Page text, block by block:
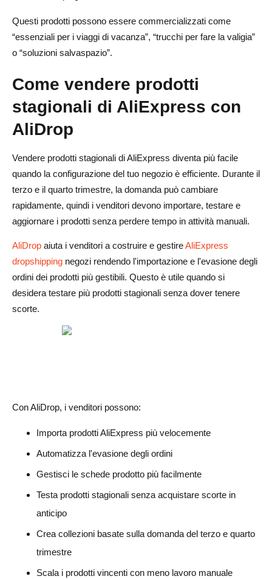
Questi prodotti possono essere commercializzati come
“essenziali per i viaggi di vacanza”, “trucchi per fare la valigia”
o “soluzioni salvaspazio”.
Come vendere prodotti
stagionali di AliExpress con
AliDrop
Vendere prodotti stagionali di AliExpress diventa più facile
quando la configurazione del tuo negozio è efficiente. Durante il
terzo e il quarto trimestre, la domanda può cambiare
rapidamente, quindi i venditori devono importare, testare e
aggiornare i prodotti senza perdere tempo in attività manuali.
AliDrop aiuta i venditori a costruire e gestireAliExpress
dropshipping negozi rendendo l'importazione e l'evasione degli
ordini dei prodotti più gestibili. Questo è utile quando si
desidera testare più prodotti stagionali senza dover tenere
scorte.
Con AliDrop, i venditori possono:
Importa prodotti AliExpress più velocemente
Automatizza l'evasione degli ordini
Gestisci le schede prodotto più facilmente
Testa prodotti stagionali senza acquistare scorte in
anticipo
Crea collezioni basate sulla domanda del terzo e quarto
trimestre
Scala i prodotti vincenti con meno lavoro manuale